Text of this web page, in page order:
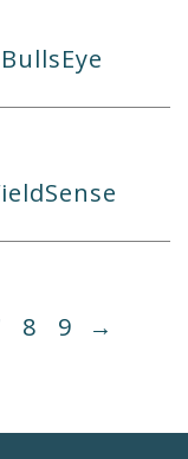
BullsEye
8 9 →